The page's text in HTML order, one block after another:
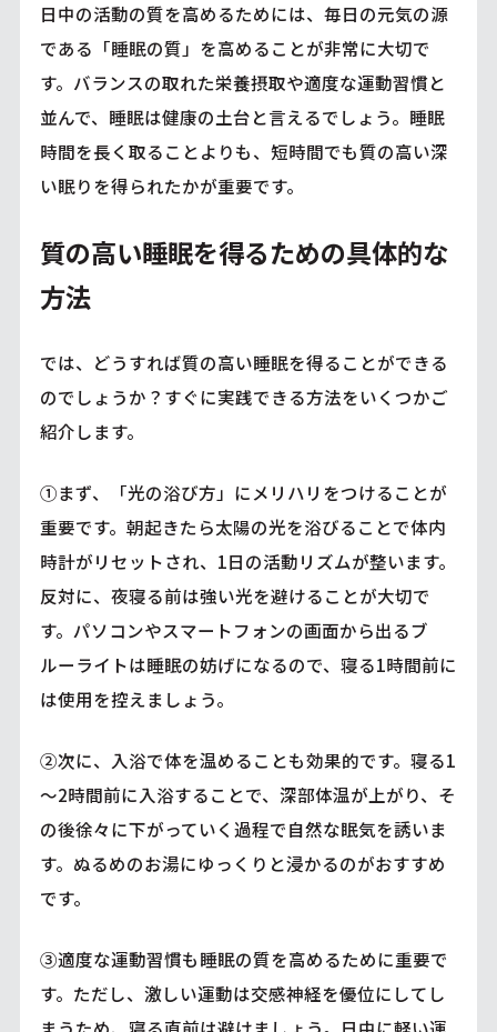
日中の活動の質を高めるためには、毎日の元気の源
である「睡眠の質」を高めることが非常に大切で
す。バランスの取れた栄養摂取や適度な運動習慣と
並んで、睡眠は健康の土台と言えるでしょう。睡眠
時間を長く取ることよりも、短時間でも質の高い深
い眠りを得られたかが重要です。
質の高い睡眠を得るための具体的な
方法
では、どうすれば質の高い睡眠を得ることができる
のでしょうか？すぐに実践できる方法をいくつかご
紹介します。
①まず、「光の浴び方」にメリハリをつけることが
重要です。朝起きたら太陽の光を浴びることで体内
時計がリセットされ、1日の活動リズムが整います。
反対に、夜寝る前は強い光を避けることが大切で
す。パソコンやスマートフォンの画面から出るブ
ルーライトは睡眠の妨げになるので、寝る1時間前に
は使用を控えましょう。
②次に、入浴で体を温めることも効果的です。寝る1
～2時間前に入浴することで、深部体温が上がり、そ
の後徐々に下がっていく過程で自然な眠気を誘いま
す。ぬるめのお湯にゆっくりと浸かるのがおすすめ
です。
③適度な運動習慣も睡眠の質を高めるために重要で
す。ただし、激しい運動は交感神経を優位にしてし